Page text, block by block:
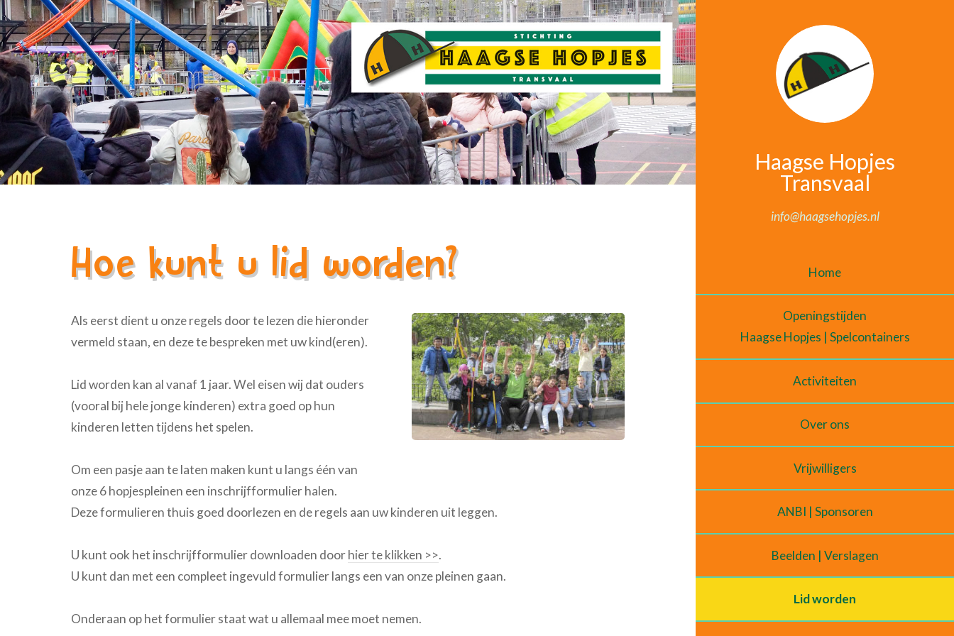
Haagse Hopjes
Transvaal
info@haagsehopjes.nl
Home
Openingstijden
Haagse Hopjes | Spelcontainers
Activiteiten
Over ons
Vrijwilligers
ANBI | Sponsoren
Beelden | Verslagen
Lid worden
Hoe kunt u lid worden?
Als eerst dient u onze regels door te lezen die hieronder
vermeld staan, en deze te bespreken met uw kind(eren).
Lid worden kan al vanaf 1 jaar. Wel eisen wij dat ouders
(vooral bij hele jonge kinderen) extra goed op hun
kinderen letten tijdens het spelen.
Om een pasje aan te laten maken kunt u langs één van
onze 6 hopjespleinen een inschrijfformulier halen.
Deze formulieren thuis goed doorlezen en de regels aan uw kinderen uit leggen.
U kunt ook het inschrijfformulier downloaden doorhier te klikken >>.
U kunt dan met een compleet ingevuld formulier langs een van onze pleinen gaan.
Onderaan op het formulier staat wat u allemaal mee moet nemen.